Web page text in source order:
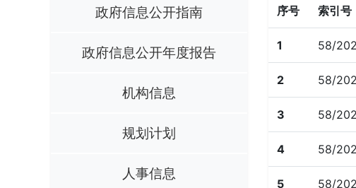
政府信息公开指南
政府信息公开年度报告
机构信息
规划计划
人事信息
序号 索引号
1 58/
2 58/
3 58/
4 58/
5 58/